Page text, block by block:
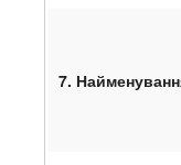
7.